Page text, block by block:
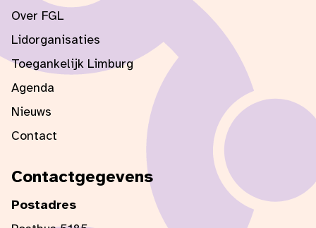
Over FGL
Lidorganisaties
Toegankelijk Limburg
Agenda
Nieuws
Contact
Contactgegevens
Postadres